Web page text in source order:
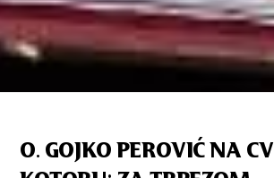
O. GOJKO PEROVIĆ NA